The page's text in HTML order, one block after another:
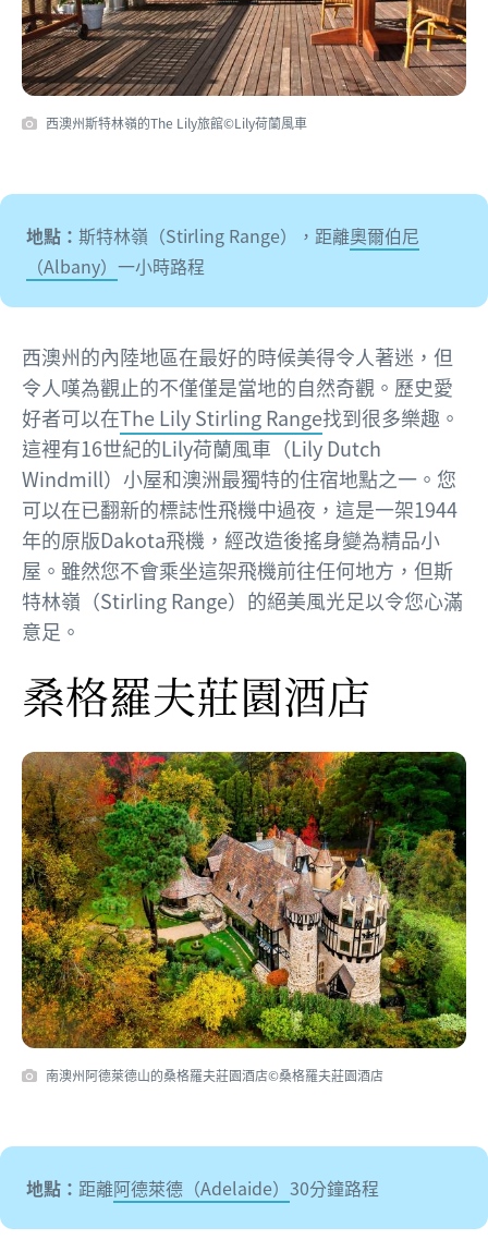
西澳州斯特林嶺的The Lily旅館©Lily荷蘭風車
地點： 斯特林嶺（Stirling Range），距離奧爾伯尼
（Albany） 一小時路程
西澳州的內陸地區在最好的時候美得令人著迷，但
令人嘆為觀止的不僅僅是當地的自然奇觀。歷史愛
好者可以在The Lily Stirling Range找到很多樂趣。
這裡有16世紀的Lily荷蘭風車（Lily Dutch
Windmill）小屋和澳洲最獨特的住宿地點之一。您
可以在已翻新的標誌性飛機中過夜，這是一架1944
年的原版Dakota飛機，經改造後搖身變為精品小
屋。雖然您不會乘坐這架飛機前往任何地方，但斯
特林嶺（Stirling Range）的絕美風光足以令您心滿
意足。
桑格羅夫莊園酒店
南澳州阿德萊德山的桑格羅夫莊園酒店©桑格羅夫莊園酒店
地點： 距離阿德萊德（Adelaide） 30分鐘路程